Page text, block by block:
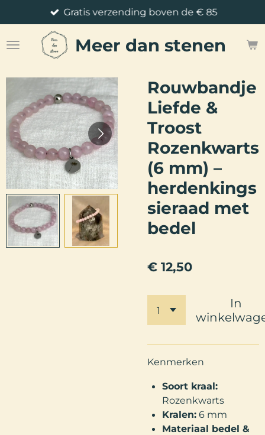
direct
naar
Meer dan stenen
Gratis verzending boven de € 85
Rouwbandje
Liefde &
Troost
Rozenkwarts
(6 mm) –
herdenkings
sieraad met
bedel
€ 12,50
In
Kenmerken
Soort kraal:
Rozenkwarts
Kralen:6 mm
Materiaal bedel &